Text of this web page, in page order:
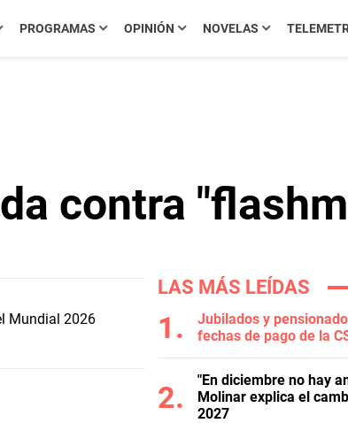
PROGRAMAS OPINIÓN NOVELAS
contra
Mundial 2026
LAS MÁS LEÍDAS
Jubilados y
fechas de pago de la
"En diciembre no hay
Molinar explica el
2027